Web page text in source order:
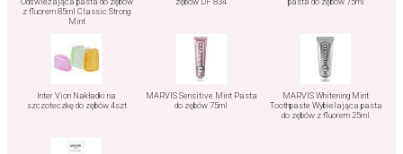
z fluorem 85ml Classic Strong
Mint
Inter Vion Nakładki na
szczoteczkę do zębów 4szt
MARVIS Sensitive Mint Pasta
do zębów 75ml
MARVIS Whitening Mint
Toothpaste Wybielająca pasta
do zębów z fluorem 25ml